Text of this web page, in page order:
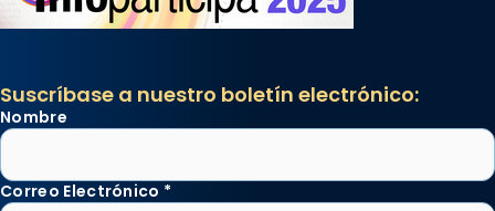
Suscríbase a nuestro boletín electrónico:
Nombre
Correo Electrónico *